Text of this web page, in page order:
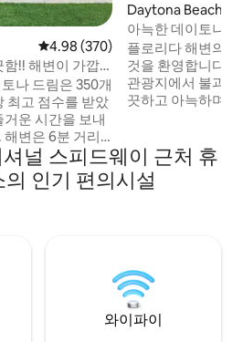
평점 4.98점(5점 만점), 후기 370
4.98 (370)
!! 해변이 가깝
나 드림은 350개
최고 점수를 받았
운 시간을 보내
변은 6분 거리
10분 거리에 있습
가족이 사는 동네
어린이에게도 적
Daytona Beach의
아늑한 데이토나
반려동물 동반 가능
플로리다 해변의
것을 환영합니다 🌴 해변, 쇼핑, 식사, 현
관광지에서 불과
끗하고 아늑하며
거나, 반려동물과
우든 이 숙소는 쉽
이 지낼 수 있도록 설
널 스피드웨이 근처 휴
인기 편의시설
와이파이